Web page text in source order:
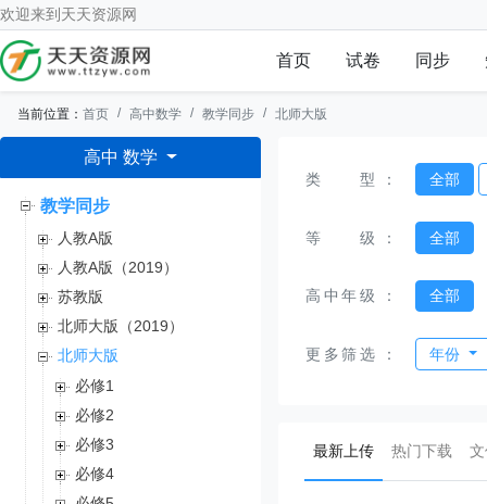
欢迎来到 天天资源网
首页 试卷 同步
当前位置： 首页 高中数学 教学同步 北师大版
高中 数学
教学同步
人教A版
人教A版（2019）
苏教版
北师大版（2019）
北师大版
必修1
必修2
必修3
必修4
类型 ： 全部
等级 ： 全部
高中年级 ： 全部
更多筛选 ： 年份
最新上传(current)
热门下载